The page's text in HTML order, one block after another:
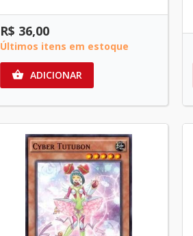
R$ 36,00
Últimos itens em estoque
 ADICIONAR